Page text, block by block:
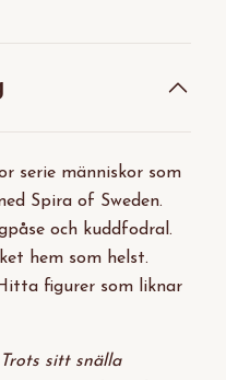
serie människor som
Spira of Sweden.
och kuddfodral.
hem som helst.
figurer som liknar
sitt snälla